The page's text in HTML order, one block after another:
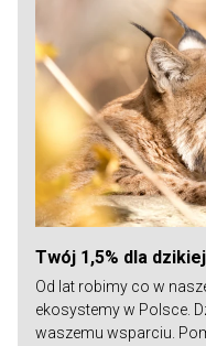
Twój 1,5% dla
Od lat robimy co w
ekosystemy w Polsce.
waszemu wsparciu.